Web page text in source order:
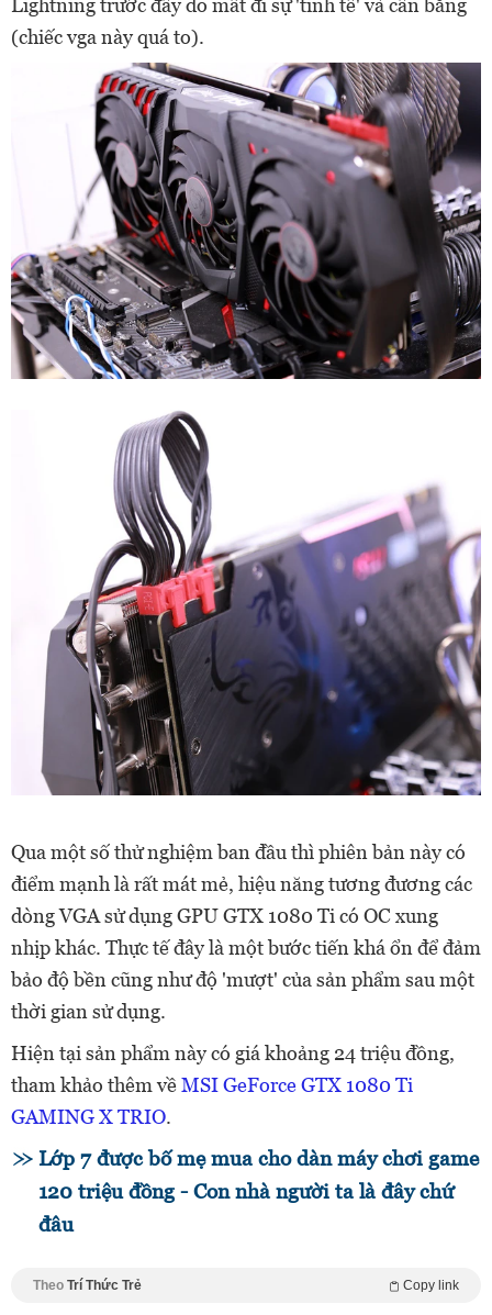
Lightning trước đây do mất đi sự 'tinh tế' và cân bằng
(chiếc vga này quá to).
Qua một số thử nghiệm ban đầu thì phiên bản này có
điểm mạnh là rất mát mẻ, hiệu năng tương đương các
dòng VGA sử dụng GPU GTX 1080 Ti có OC xung
nhịp khác. Thực tế đây là một bước tiến khá ổn để đảm
bảo độ bền cũng như độ 'mượt' của sản phẩm sau một
thời gian sử dụng.
Hiện tại sản phẩm này có giá khoảng 24 triệu đồng,
tham khảo thêm vềMSI GeForce GTX 1080 Ti
GAMING X TRIO.
Lớp 7 được bố mẹ mua cho dàn máy chơi game
120 triệu đồng - Con nhà người ta là đây chứ
đâu
Theo Trí Thức Trẻ Copy link